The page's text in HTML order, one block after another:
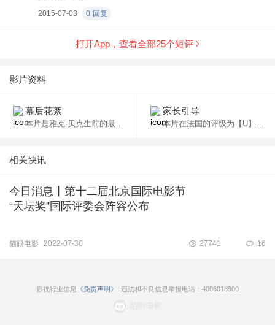
2015-07-03 0 回复
打开App，查看全部25个短评
影片资料
幕后花絮 家长引导
相关快讯
今日消息丨第十二届北京国际电影节
“天坛奖”国际评委会阵容公布
猫眼电影 2022-07-30 27741 16
影视行业信息 《免责声明》 I 违法和不良信息举报电话：4006018900